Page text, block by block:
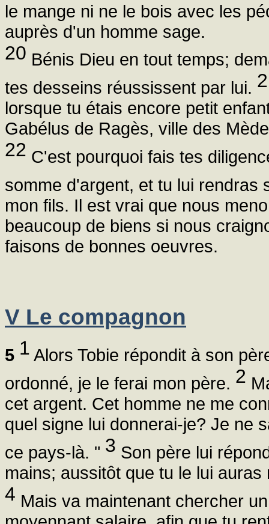
le mange ni ne le bois avec les
auprès d'un homme sage.
20 Bénis Dieu en tout temps;
tes desseins réussissent par lui.
lorsque tu étais encore petit
Gabélus de Ragès, ville des
22 C'est pourquoi fais tes
somme d'argent, et tu lui rendras
mon fils. Il est vrai que nous
beaucoup de biens si nous
faisons de bonnes oeuvres.
V Le compagnon
5 1 Alors Tobie répondit à son
ordonné, je le ferai mon père. 2
cet argent. Cet homme ne me
quel signe lui donnerai-je? Je ne
ce pays-là. " 3 Son père lui
mains; aussitôt que tu le lui
4 Mais va maintenant chercher